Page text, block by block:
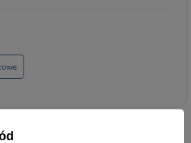
Skórzane etui na